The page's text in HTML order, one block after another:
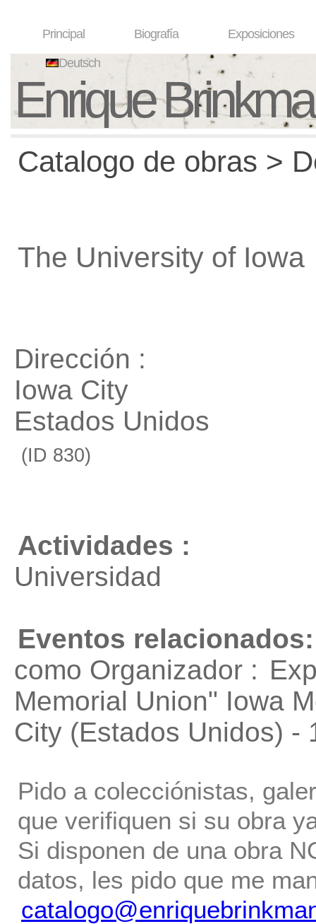
Principal Biografía Exposiciones
Deutsch
Enrique
Catalogo de obras >
The University of Iowa
Dirección :
Iowa City
Estados Unidos
(ID 830)
Actividades :
Universidad
Eventos relacionados:
como Organizador :
Memorial Union" Iowa
City (Estados Unidos) -
Pido a colecciónistas,
que verifiquen si su obra
Si disponen de una obra
datos, les pido que me